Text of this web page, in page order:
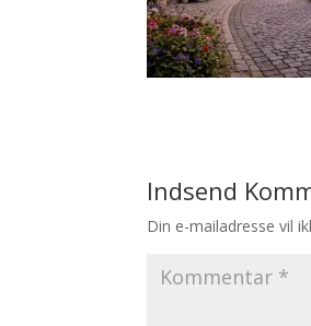
Indsend
Din e-mailadresse vil